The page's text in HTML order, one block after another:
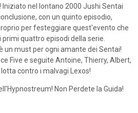
nel lontano 2000 Jushi Sentai
con un quinto episodio,
per festeggiare quest'evento che
quattro episodi della serie.
un must per ogni amante dei Sentai!
Five e seguite Antoine, Thierry, Albert,
contro i malvagi Lexos!
Non Perdete la Guida!